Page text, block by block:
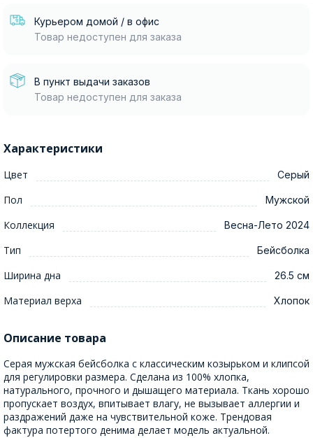
Курьером домой / в офис
Товар недоступен для заказа
В пункт выдачи заказов
Товар недоступен для заказа
Характеристики
Цвет Серый
Пол Мужской
Коллекция Весна-Лето 2024
Тип Бейсболка
Ширина дна 26.5 см
Материал верха Хлопок
Описание товара
Серая мужская бейсболка с классическим козырьком и клипсой
для регулировки размера. Сделана из 100% хлопка,
натурального, прочного и дышащего материала. Ткань хорошо
пропускает воздух, впитывает влагу, не вызывает аллергии и
раздражений даже на чувствительной коже. Трендовая
фактура потертого денима делает модель актуальной.